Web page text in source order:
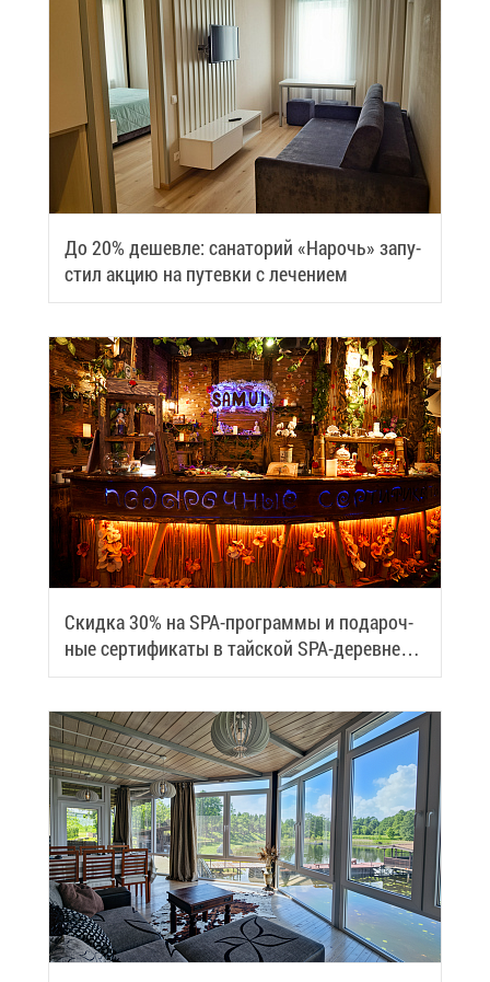
До 20% де­шев­ле: са­на­то­рий «На­рочь» за­пу­
стил ак­цию на пу­тев­ки с ле­че­ни­ем
Скид­ка 30% на SPA-про­грам­мы и по­да­роч­
ные сер­ти­фи­ка­ты в тай­ской SPA-де­ревне
Samui